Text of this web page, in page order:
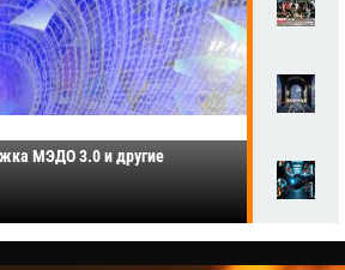
МЭДО 3.0 и другие